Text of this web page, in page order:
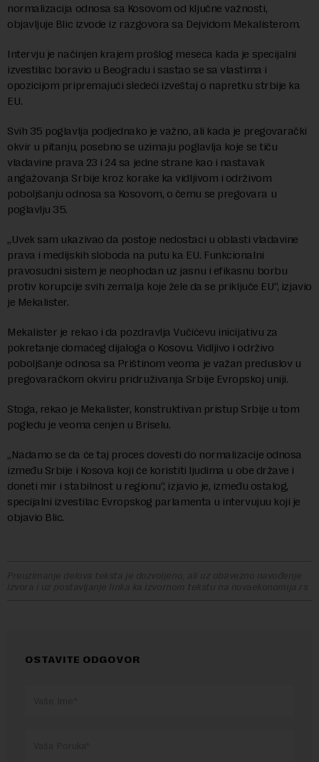
normalizacija odnosa sa Kosovom od ključne važnosti,
objavljuje Blic izvode iz razgovora sa Dejvidom Mekalisterom.
Intervju je načinjen krajem prošlog meseca kada je specijalni
izvestilac boravio u Beogradu i sastao se sa vlastima i
opozicijom pripremajući sledeći izveštaj o napretku strbije ka
EU.
Svih 35 poglavlja podjednako je važno, ali kada je pregovarački
okvir u pitanju, posebno se uzimaju poglavlja koje se tiču
vladavine prava 23 i 24 sa jedne strane kao i nastavak
angažovanja Srbije kroz korake ka vidljivom i održivom
poboljšanju odnosa sa Kosovom, o čemu se pregovara u
poglavlju 35.
„Uvek sam ukazivao da postoje nedostaci u oblasti vladavine
prava i medijskih sloboda na putu ka EU. Funkcionalni
pravosudni sistem je neophodan uz jasnu i efikasnu borbu
protiv korupcije svih zemalja koje žele da se priključe EU“, izjavio
je Mekalister.
Mekalister je rekao i da pozdravlja Vučićevu inicijativu za
pokretanje domaćeg dijaloga o Kosovu. Vidljivo i održivo
poboljšanje odnosa sa Prištinom veoma je važan preduslov u
pregovaračkom okviru pridruživanja Srbije Evropskoj uniji.
Stoga, rekao je Mekalister, konstruktivan pristup Srbije u tom
pogledu je veoma cenjen u Briselu.
„Nadamo se da će taj proces dovesti do normalizacije odnosa
između Srbije i Kosova koji će koristiti ljudima u obe države i
doneti mir i stabilnost u regionu“, izjavio je, između ostalog,
specijalni izvestilac Evropskog parlamenta u intervujuu koji je
objavio Blic.
Preuzimanje delova teksta je dozvoljeno, ali uz obavezno navođenje
izvora i uz postavljanje linka ka izvornom tekstu na novaekonomija.rs
OSTAVITE ODGOVOR